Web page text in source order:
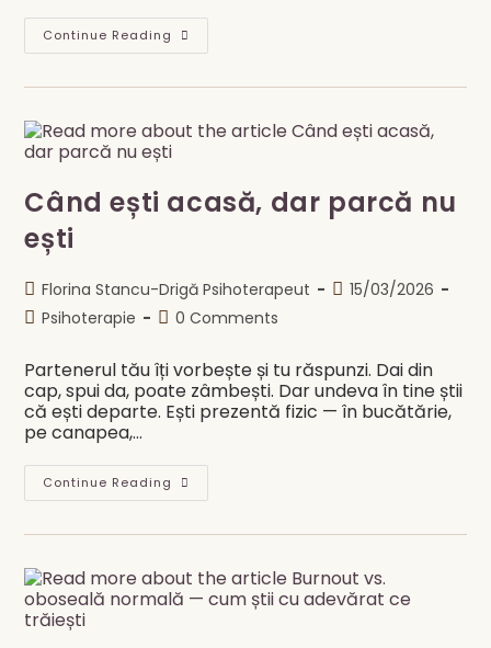
Continue Reading Corpul
Tău
Tu
L-
Ai
Ascultat.
Când ești acasă, dar parcă nu
ești
Post
author:
Florina Stancu-Drigă Psihoterapeut
Post15/03/2026
PostPsihoterapie
Post0 Comments
Partenerul tău îți vorbește și tu răspunzi. Dai din
cap, spui da, poate zâmbești. Dar undeva în tine știi
că ești departe. Ești prezentă fizic — în bucătărie,
pe canapea,…
Continue Reading Când
Ești
Dar
Ești